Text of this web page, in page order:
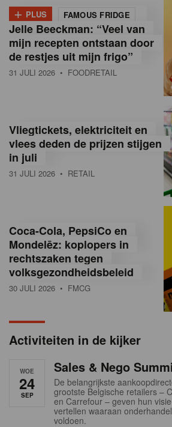
n
B
e
g
ë
e
a
n
+ PLUS FAMOUS FRIDGE
Jelle Beeckman: “Veel van
mijn recepten ontstaan door
de restjes uit mijn frigo”
31 JULI 2026 • FOODRETAIL
Vliegtickets, elektriciteit en
vlees deden de prijzen stijgen
in juli
31 JULI 2026 • RETAIL
Coca-Cola, PepsiCo en
Mondelēz: koplopers in
rechtszaken tegen
volksgezondheidsbeleid
30 JULI 2026 • FMCG
Activiteiten in de kijker
WOE
24
SEP
Sales & Nego
De belangrijkste
grootste Belgische retailers –
en Carrefour – geven hun
vertellen waaraan
voldoen.